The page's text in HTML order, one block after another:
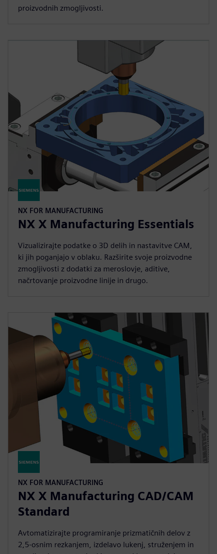
proizvodnih zmogljivosti.
NX FOR MANUFACTURING
NX X Manufacturing Essentials
Vizualizirajte podatke o 3D delih in nastavitve CAM,
ki jih poganjajo v oblaku. Razširite svoje proizvodne
zmogljivosti z dodatki za meroslovje, aditive,
načrtovanje proizvodne linije in drugo.
NX FOR MANUFACTURING
NX X Manufacturing CAD/CAM
Standard
Avtomatizirajte programiranje prizmatičnih delov z
2,5-osnim rezkanjem, izdelavo lukenj, struženjem in